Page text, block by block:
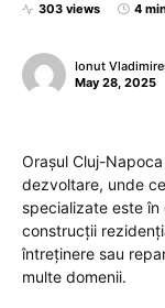
303 views 4
Ionut
May 28, 2025
Orașul Cluj-
dezvoltare, unde
specializate este
construcții
întreținere sau
multe domenii.